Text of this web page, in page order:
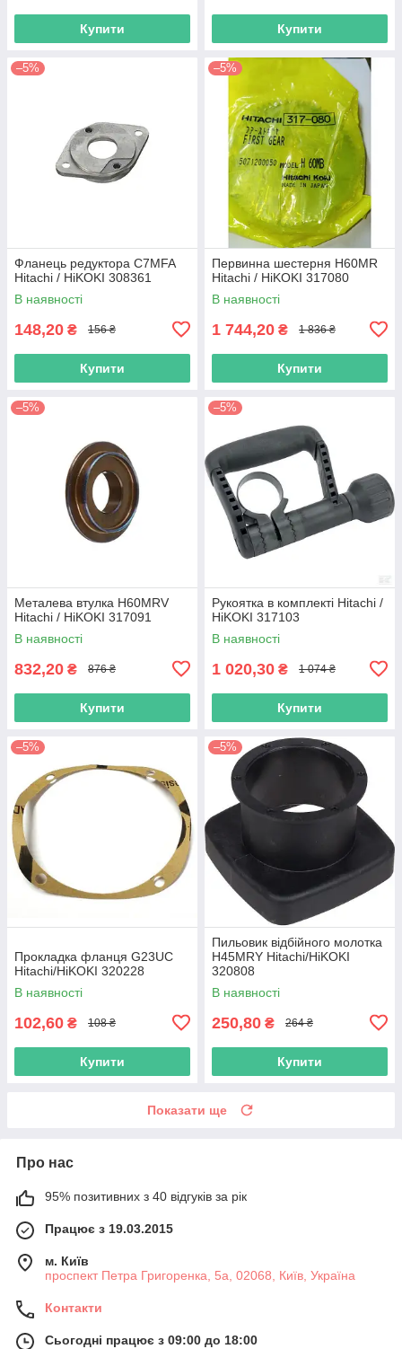
Купити Купити
–5%
Фланець редуктора C7MFA
Hitachi / HiKOKI 308361
В наявності
148,20 ₴ 156 ₴
Купити
–5%
Первинна шестерня H60MR
Hitachi / HiKOKI 317080
В наявності
1 744,20 ₴ 1 836 ₴
Купити
–5%
Металева втулка H60MRV
Hitachi / HiKOKI 317091
В наявності
832,20 ₴ 876 ₴
Купити
–5%
Рукоятка в комплекті Hitachi /
HiKOKI 317103
В наявності
1 020,30 ₴ 1 074 ₴
Купити
–5%
Прокладка фланця G23UC
Hitachi/HiKOKI 320228
В наявності
102,60 ₴ 108 ₴
Купити
–5%
Пильовик відбійного молотка
H45MRY Hitachi/HiKOKI
320808
В наявності
250,80 ₴ 264 ₴
Купити
Показати ще
Про нас
95% позитивних з 40 відгуків за рік
Працює з 19.03.2015
м. Київ
проспект Петра Григоренка, 5а, 02068, Київ, Україна
Контакти
Сьогодні працює з 09:00 до 18:00